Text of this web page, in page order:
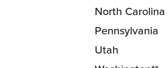
North Carolina
Pennsylvania
Utah